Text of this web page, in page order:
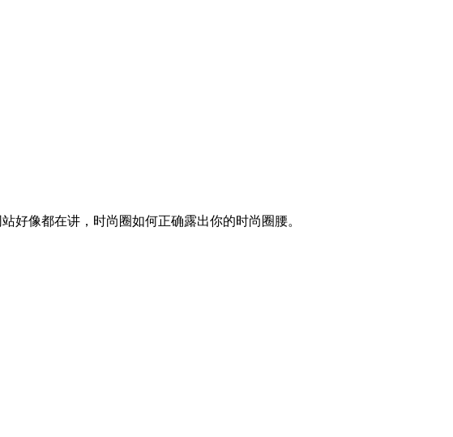
像都在讲，时尚圈如何正确露出你的时尚圈腰。